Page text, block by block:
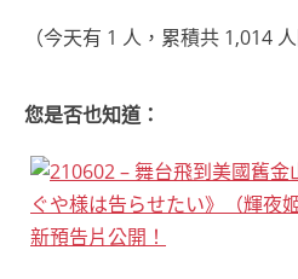
（今天有 1 人，累積共 1,014 人
您是否也知道：